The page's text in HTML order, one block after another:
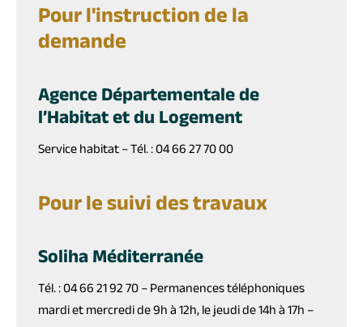
Pour l'instruction de la
demande
Agence Départementale de
l’Habitat et du Logement
Service habitat – Tél. : 04 66 27 70 00
Pour le suivi des travaux
Soliha Méditerranée
Tél. : 04 66 21 92 70 – Permanences téléphoniques
mardi et mercredi de 9h à 12h, le jeudi de 14h à 17h –